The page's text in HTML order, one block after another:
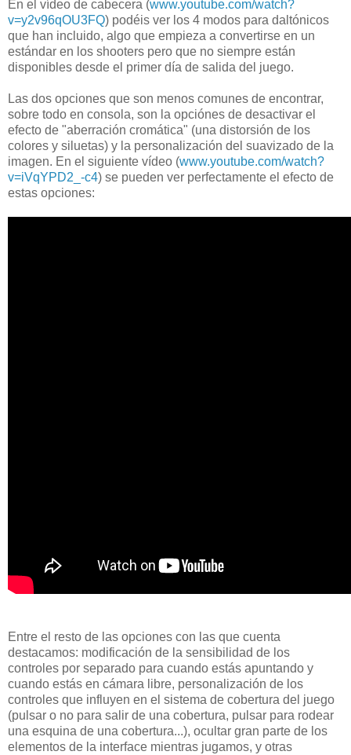
En el vídeo de cabecera (www.youtube.com/watch?
v=y2v96qOU3FQ) podéis ver los 4 modos para daltónicos
que han incluido, algo que empieza a convertirse en un
estándar en los shooters pero que no siempre están
disponibles desde el primer día de salida del juego.
Las dos opciones que son menos comunes de encontrar,
sobre todo en consola, son la opciónes de desactivar el
efecto de "aberración cromática" (una distorsión de los
colores y siluetas) y la personalización del suavizado de la
imagen. En el siguiente vídeo (www.youtube.com/watch?
v=iVqYPD2_-c4) se pueden ver perfectamente el efecto de
estas opciones:
Entre el resto de las opciones con las que cuenta
destacamos: modificación de la sensibilidad de los
controles por separado para cuando estás apuntando y
cuando estás en cámara libre, personalización de los
controles que influyen en el sistema de cobertura del juego
(pulsar o no para salir de una cobertura, pulsar para rodear
una esquina de una cobertura...), ocultar gran parte de los
elementos de la interface mientras jugamos, y otras